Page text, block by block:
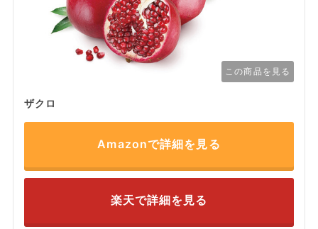
この商品を見る
ザクロ
Amazonで詳細を見る
楽天で詳細を見る